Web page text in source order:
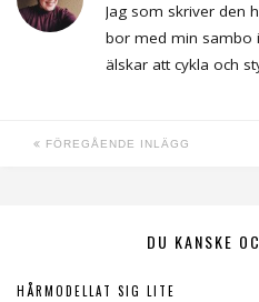
Jag som skriver den
bor med min sambo
älskar att cykla och
FÖREGÅENDE INLÄGG
DU KANSKE
HÅRMODELLAT SIG LITE